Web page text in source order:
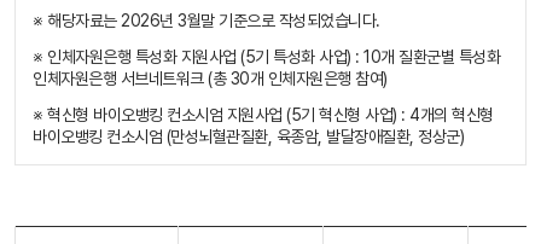
※ 해당자료는 2026년 3월말 기준으로 작성되었습니다.
※ 인체자원은행 특성화 지원사업 (5기 특성화 사업) : 10개 질환군별 특성화
인체자원은행 서브네트워크 (총 30개 인체자원은행 참여)
※ 혁신형 바이오뱅킹 컨소시엄 지원사업 (5기 혁신형 사업) : 4개의 혁신형
바이오뱅킹 컨소시엄 (만성뇌혈관질환, 육종암, 발달장애질환, 정상군)